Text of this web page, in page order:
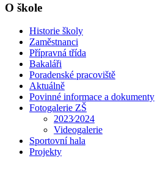
O škole
Historie školy
Zaměstnanci
Přípravná třída
Bakaláři
Poradenské pracoviště
Aktuálně
Povinné informace a dokumenty
Fotogalerie ZŠ
2023⁄2024
Videogalerie
Sportovní hala
Projekty